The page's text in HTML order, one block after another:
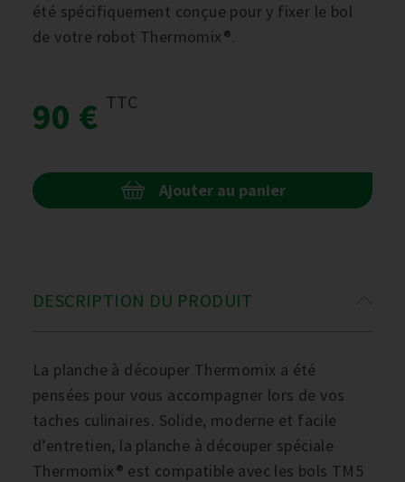
été spécifiquement conçue pour y fixer le bol
de votre robot Thermomix®.
90 € TTC
Ajouter au panier
DESCRIPTION DU PRODUIT
La planche à découper Thermomix a été
pensées pour vous accompagner lors de vos
taches culinaires. Solide, moderne et facile
d’entretien, la planche à découper spéciale
Thermomix® est compatible avec les bols TM5